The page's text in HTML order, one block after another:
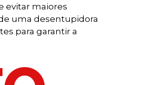
evitar maiores
uma desentupidora
para garantir a